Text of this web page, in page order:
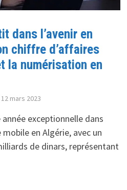
dans l’avenir en
chiffre d’affaires
la numérisation en
12 mars 2023
exceptionnelle dans
en Algérie, avec un
de dinars, représentant